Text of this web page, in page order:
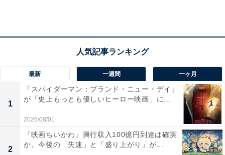
ら家族のように大切な颯を悲しませたくないのにごめん
と杏花。颯は切なさを押し込めて笑顔を見せながら、林
太郎の結婚式で親族席に座っちゃおうかなと冗談を言い
ます。杏花は「うん」と力強く受け入れました。
そして林太郎と明里の結婚式当日。颯は晴太の元を訪れ
て杏花にプロポーズを断られたことを告げ、親族席の招
最新 一週間 一ヶ月
1
『スパイダーマン：ブランド・ニュー・デイ』
が「史上もっとも優しいヒーロー映画」に...
2026/08/01
2
『映画ちいかわ』興行収入100億円到達は確実
か。今後の「失速」と「盛り上がり」が...